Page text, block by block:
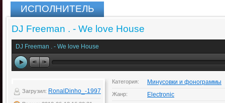
ИСПОЛНИТЕЛЬ
DJ Freeman . - We love House
DJ Freeman . - We love House
Загрузил: RonalDinho_-1997
Категория: Минусовки и фонограммы
Жанр: Electronic